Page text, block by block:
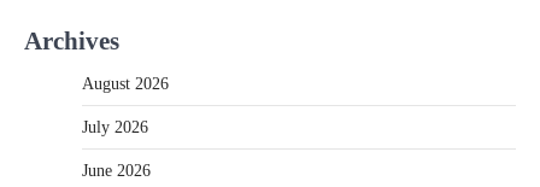
Archives
August 2026
July 2026
June 2026